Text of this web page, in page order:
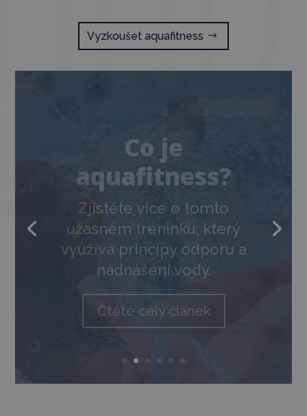
Vyzkoušet aquafitness
Proč vyzkoušet
cvičení ve vodě
Cvičit ve vodě může úplně
každý, bez ohledu na věk či
fyzické schopnosti. Zjistěte,
čím to je.
Čtěte celý článek